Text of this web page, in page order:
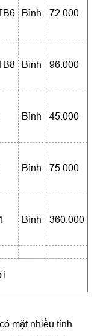
Bình 72.000
Bình 96.000
Bình 45.000
Bình 75.000
Bình 360.000
mặt nhiều tỉnh